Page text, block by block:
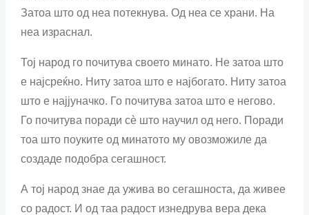
Затоа што од неа потекнува. Од неа се храни. На
неа израснал.
Тој народ го почитува своето минато. Не затоа што
е најсреќно. Ниту затоа што е најбогато. Ниту затоа
што е најјуначко. Го почитува затоа што е негово.
Го почитува поради сѐ што научил од него. Поради
тоа што поуките од минатото му овозможиле да
создаде подобра сегашност.
А тој народ знае да ужива во сегашноста, да живее
со радост. И од таа радост изнедрува вера дека